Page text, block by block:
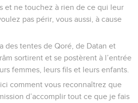
et ne touchez à rien de ce qui leur
pas périr, vous aussi, à cause
des tentes de Qoré, de Datan et
sortirent et se postèrent à l’entrée
femmes, leurs fils et leurs enfants.
comment vous reconnaîtrez que
d’accomplir tout ce que je fais